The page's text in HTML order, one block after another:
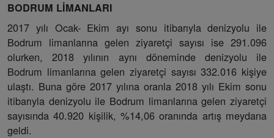
BODRUM LİMANLARI
2017 yılı Ocak- Ekim ayı sonu itibarıyla denizyolu ile
Bodrum limanlarına gelen ziyaretçi sayısı ise 291.096
olurken, 2018 yılının aynı döneminde denizyolu ile
Bodrum limanlarına gelen ziyaretçi sayısı 332.016 kişiye
ulaştı. Buna göre 2017 yılına oranla 2018 yılı Ekim sonu
itibarıyla denizyolu ile Bodrum limanlarına gelen ziyaretçi
sayısında 40.920 kişilik, %14,06 oranında artış meydana
geldi.